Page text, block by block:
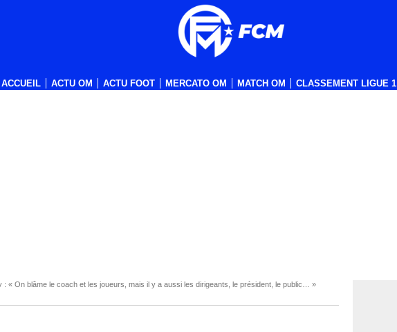
ACCUEIL ACTU OM ACTU FOOT MERCATO OM MATCH OM CLASSEMENT LIGUE 1
: « On blâme le coach et les joueurs, mais il y a aussi les dirigeants, le président, le public… »